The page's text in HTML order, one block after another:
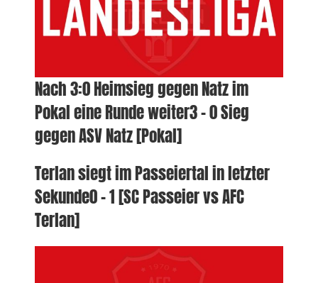
Nach 3:0 Heimsieg gegen Natz im
Pokal eine Runde weiter3 – 0 Sieg
gegen ASV Natz [Pokal]
Terlan siegt im Passeiertal in letzter
Sekunde0 – 1 [SC Passeier vs AFC
Terlan]